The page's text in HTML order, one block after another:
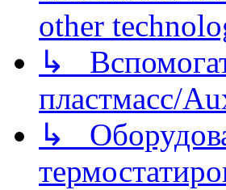
other
↳
пластмасс/
↳